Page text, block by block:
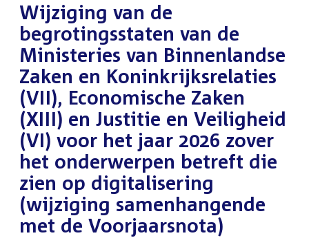
:Wijziging van de
begrotingsstaten van de
Ministeries van Binnenlandse
Zaken en Koninkrijksrelaties
(VII), Economische Zaken
(XIII) en Justitie en Veiligheid
(VI) voor het jaar 2026 zover
het onderwerpen betreft die
zien op digitalisering
(wijziging samenhangende
met de Voorjaarsnota)